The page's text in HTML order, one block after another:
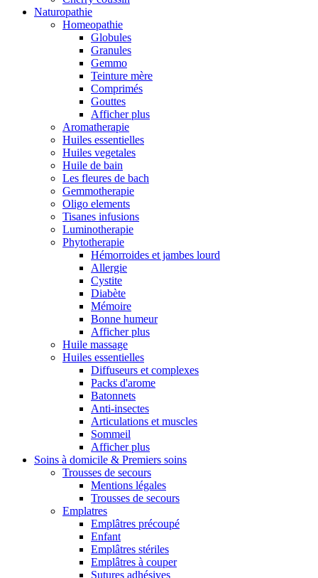
Naturopathie
Homeopathie
Globules
Granules
Gemmo
Teinture mère
Comprimés
Gouttes
Afficher plus
Aromatherapie
Huiles essentielles
Huiles vegetales
Huile de bain
Les fleures de bach
Gemmotherapie
Oligo elements
Tisanes infusions
Luminotherapie
Phytotherapie
Hémorroides et jambes lourd
Allergie
Cystite
Diabète
Mémoire
Bonne humeur
Afficher plus
Huile massage
Huiles essentielles
Diffuseurs et complexes
Packs d'arome
Batonnets
Anti-insectes
Articulations et muscles
Sommeil
Afficher plus
Soins à domicile & Premiers soins
Trousses de secours
Mentions légales
Trousses de secours
Emplatres
Emplâtres précoupé
Enfant
Emplâtres stériles
Emplâtres à couper
Sutures adhésives